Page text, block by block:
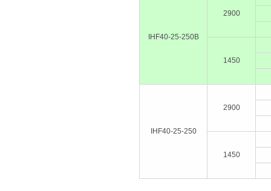
IHF40-25-250B
2900
1450
IHF40-25-250
2900
1450